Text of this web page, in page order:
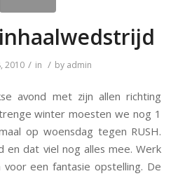
2010 / in / by admin
avond met zijn allen richting
winter moesten we nog 1
op woensdag tegen RUSH.
en dat viel nog alles mee. Werk
een fantasie opstelling. De